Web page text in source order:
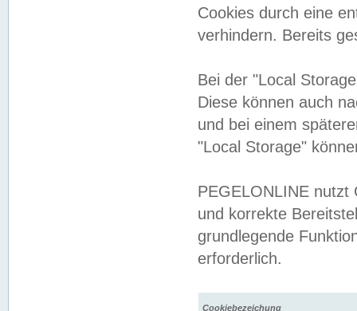
Cookies durch eine
verhindern. Bereits
Bei der "Local
Diese können auch
und bei einem
"Local Storage"
PEGELONLINE nutzt
und korrekte
grundlegende
erforderlich.
Cookiebezeichung